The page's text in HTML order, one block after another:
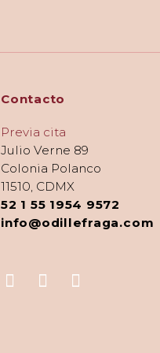
Contacto
Previa cita
Julio Verne 89
Colonia Polanco
11510, CDMX
52 1 55 1954 9572
info@odillefraga.com